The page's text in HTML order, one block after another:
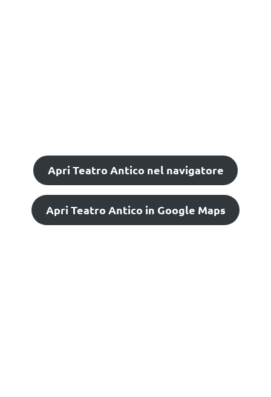
Apri Teatro Antico nel navigatore
Apri Teatro Antico in Google Maps